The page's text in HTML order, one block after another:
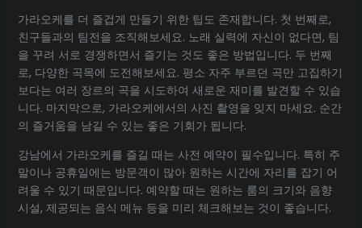
가라오케를 더 즐겁게 만들기 위한 팁도 존재합니다. 첫 번째로,
친구들과의 팀전을 조직해보세요. 노래 실력에 자신이 없다면, 팀
을 꾸려 서로 경쟁하면서 즐기는 것도 좋은 방법입니다. 두 번째
로, 다양한 곡목에 도전해보세요. 평소 자주 부르던 곡만 고집하기
보다는 여러 장르의 곡을 시도하여 새로운 재미를 발견할 수 있습
니다. 마지막으로, 가라오케에서의 사진 촬영을 잊지 마세요. 순간
의 즐거움을 남길 수 있는 좋은 기회가 됩니다.
강남에서 가라오케를 즐길 때는 사전 예약이 필수입니다. 특히 주
말이나 공휴일에는 방문객이 많아 원하는 시간에 자리를 잡기 어
려울 수 있기 때문입니다. 예약할 때는 원하는 룸의 크기와 음향
시설, 제공되는 음식 메뉴 등을 미리 체크해보는 것이 좋습니다.